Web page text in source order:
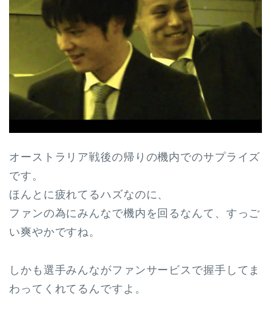
オーストラリア戦後の帰りの機内でのサプライズ
です。
ほんとに疲れてるハズなのに、
ファンの為にみんなで機内を回るなんて、すっご
い爽やかですね。
しかも選手みんながファンサービスで握手してま
わってくれてるんですよ。